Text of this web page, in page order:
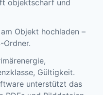
objektscharf und
Objekt hochladen –
Ordner.
Gültigkeit.
unterstützt das